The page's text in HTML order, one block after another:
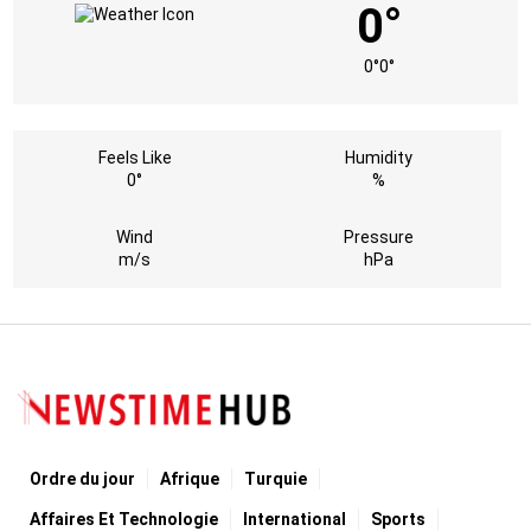
0°
0°0°
Feels Like
0°
Humidity
%
Wind
m/s
Pressure
hPa
Ordre du jour Afrique Turquie
Affaires Et Technologie International Sports